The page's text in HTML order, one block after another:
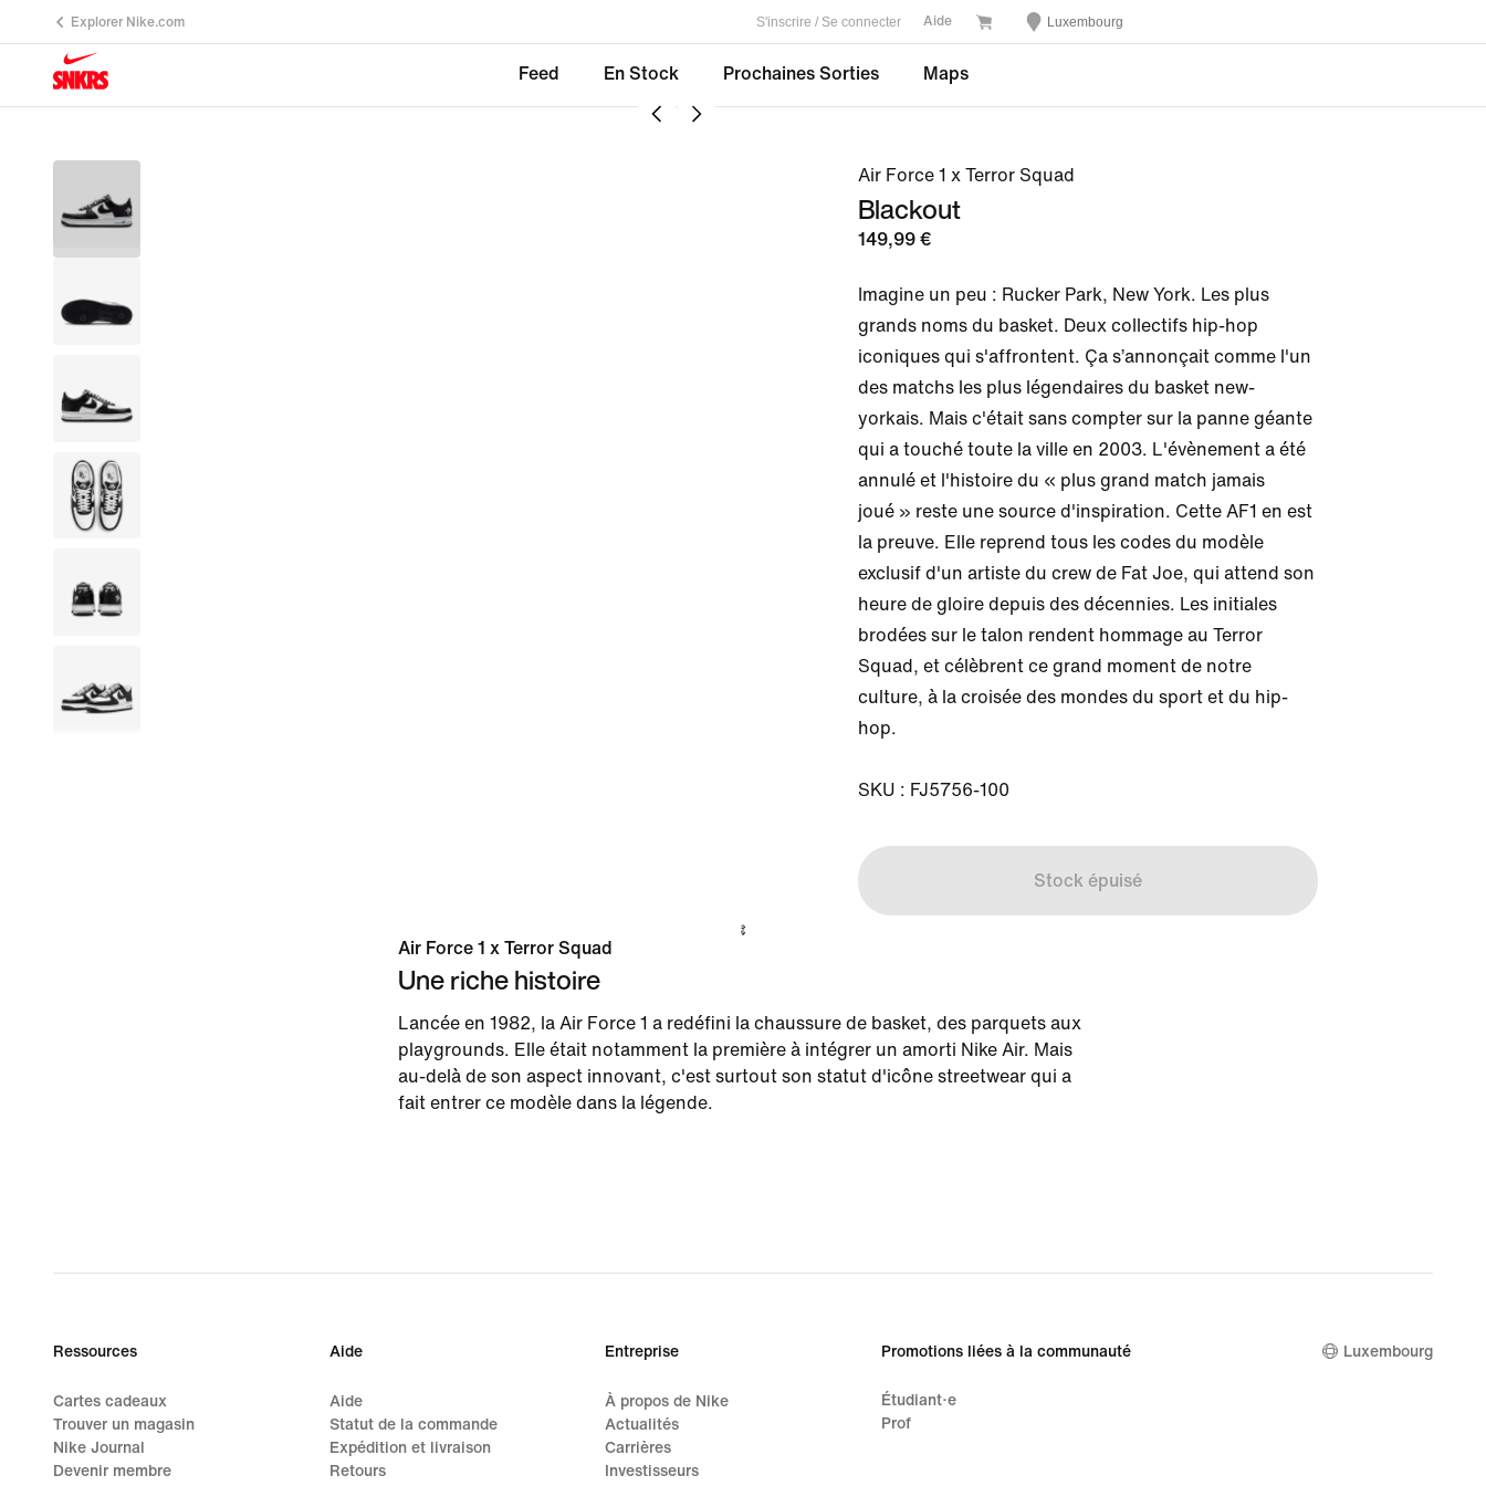
Explorer Nike.com S'inscrire / Se connecter Aide Luxembourg
Feed En Stock Prochaines Sorties Maps
Air Force 1 x Terror Squad
Blackout
149,99 €
Imagine un peu : Rucker Park, New York. Les plus
grands noms du basket. Deux collectifs hip-hop
iconiques qui s'affrontent. Ça s’annonçait comme l'un
des matchs les plus légendaires du basket new-
yorkais. Mais c'était sans compter sur la panne géante
qui a touché toute la ville en 2003. L'évènement a été
annulé et l'histoire du « plus grand match jamais
joué » reste une source d'inspiration. Cette AF1 en est
la preuve. Elle reprend tous les codes du modèle
exclusif d'un artiste du crew de Fat Joe, qui attend son
heure de gloire depuis des décennies. Les initiales
brodées sur le talon rendent hommage au Terror
Squad, et célèbrent ce grand moment de notre
culture, à la croisée des mondes du sport et du hip-
hop.
SKU : FJ5756-100
Stock épuisé
Air Force 1 x Terror Squad
Une riche histoire
Lancée en 1982, la Air Force 1 a redéfini la chaussure de basket, des parquets aux
playgrounds. Elle était notamment la première à intégrer un amorti Nike Air. Mais
au-delà de son aspect innovant, c'est surtout son statut d'icône streetwear qui a
fait entrer ce modèle dans la légende.
Ressources
Cartes cadeaux
Trouver un magasin
Nike Journal
Devenir membre
Aide
Aide
Statut de la commande
Expédition et livraison
Retours
Entreprise
À propos de Nike
Actualités
Carrières
Investisseurs
Promotions liées à la communauté
Étudiant·e
Prof
Luxembourg